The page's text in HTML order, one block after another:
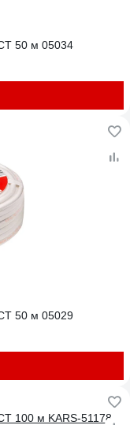
50 м 05034
50 м 05029